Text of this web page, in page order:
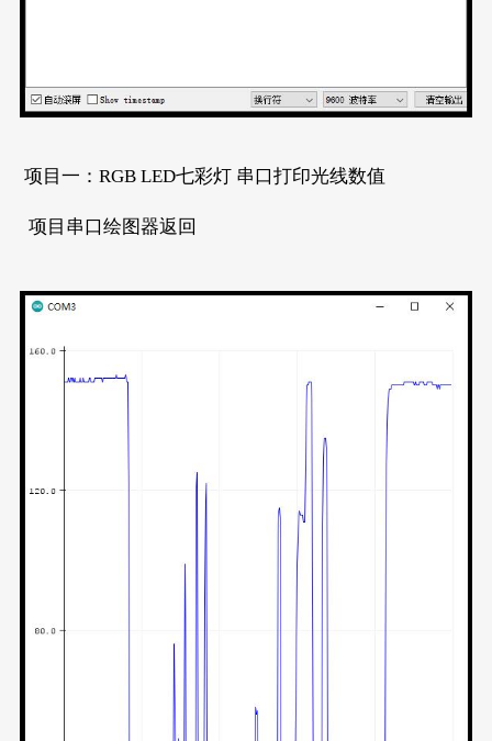
项目一：RGB LED七彩灯 串口打印光线数值
项目串口绘图器返回